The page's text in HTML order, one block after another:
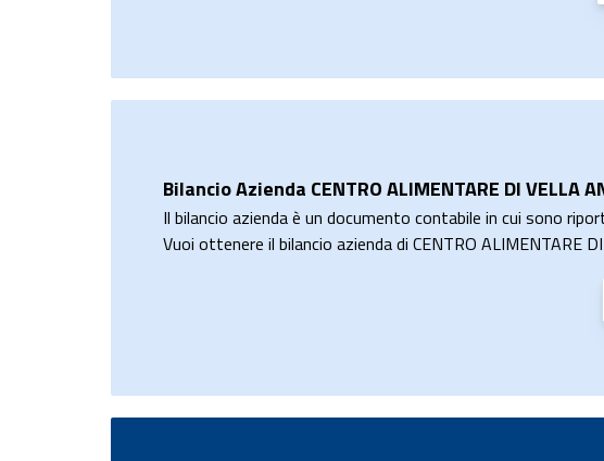
Bilancio Azienda CENTRO ALIMENTARE DI VELLA
Il bilancio azienda è un documento contabile in cui sono
Vuoi ottenere il bilancio azienda di CENTRO ALIMENTARE DI